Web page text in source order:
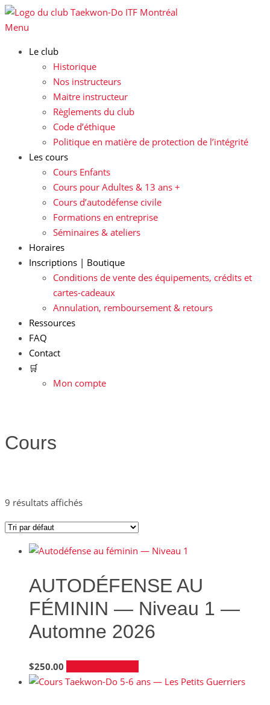
Skip
to
Menu
Le club
Historique
Nos instructeurs
Maitre instructeur
Règlements du club
Code d’éthique
Politique en matière de protection de l’intégrité
Les cours
Cours Enfants
Cours pour Adultes & 13 ans +
Cours d’autodéfense civile
Formations en entreprise
Séminaires & ateliers
Horaires
Inscriptions | Boutique
Conditions de vente des équipements, crédits et
cartes-cadeaux
Annulation, remboursement & retours
Ressources
FAQ
Contact
🛒
Mon compte
Cours
9 résultats affichés
AUTODÉFENSE AU
FÉMININ — Niveau 1 —
Automne 2026
$250.00